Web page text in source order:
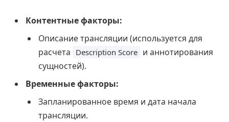
Контентные факторы:
Описание трансляции (используется для
расчета Description Score и аннотирования
сущностей).
Временные факторы:
Запланированное время и дата начала
трансляции.